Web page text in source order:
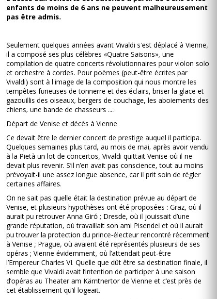
enfants de moins de 6 ans ne peuvent malheureusement
pas être admis.
Seulement quelques années avant Vivaldi s'est déplacé à Vienne,
il a composé ses plus célèbres «Quatre Saisons», une
compilation de quatre concerts révolutionnaires pour violon solo
et orchestre à cordes. Pour poèmes (peut-être écrites par
Vivaldi) sont à l'image de la composition qui nous montre les
tempêtes furieuses de tonnerre et des éclairs, briser la glace et
gazouillis des oiseaux, bergers de couchage, les aboiements des
chiens, une bande de chasseurs ....
Départ de Venise et décès à Vienne
Ce devait être le dernier concert de prestige auquel il participa.
Quelques semaines plus tard, au mois de mai, après avoir vendu
à la Pietà un lot de concertos, Vivaldi quittait Venise où il ne
devait plus revenir. S’il n’en avait pas conscience, tout au moins
prévoyait-il une assez longue absence, car il prit soin de régler
certaines affaires.
On ne sait pas quelle était la destination prévue au départ de
Venise, et plusieurs hypothèses ont été proposées : Graz, où il
aurait pu retrouver Anna Giró ; Dresde, où il jouissait d’une
grande réputation, où travaillait son ami Pisendel et où il aurait
pu trouver la protection du prince-électeur rencontré récemment
à Venise ; Prague, où avaient été représentés plusieurs de ses
opéras ; Vienne évidemment, où l’attendait peut-être
l’Empereur Charles VI. Quelle que dût être sa destination finale, il
semble que Vivaldi avait l’intention de participer à une saison
d’opéras au Theater am Kärntnertor de Vienne et c’est près de
cet établissement qu’il logeait.